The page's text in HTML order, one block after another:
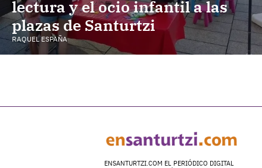
lectura y el ocio infantil a las
plazas de Santurtzi
RAQUEL ESPAÑA
ENSANTURTZI.COM EL PERIÓDICO DIGITAL